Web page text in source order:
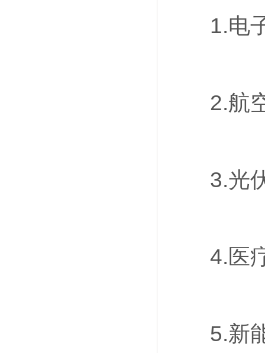
1.电子
2.航空
3.光伏
4.医疗
5.新能